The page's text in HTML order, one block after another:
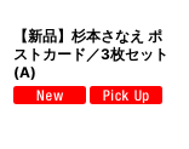
【新品】杉本さなえ ポ
ストカード／3枚セット
(A)